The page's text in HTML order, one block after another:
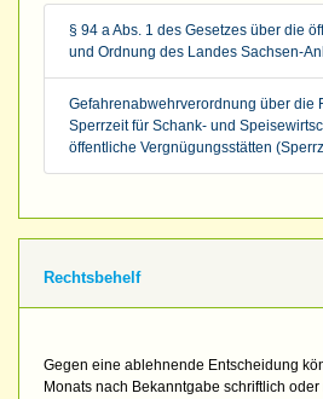
§ 94 a Abs. 1 des Gesetzes über die
und Ordnung des Landes Sachsen-
Gefahrenabwehrverordnung über die
Sperrzeit für Schank- und
öffentliche Vergnügungsstätten
Rechtsbehelf
Gegen eine ablehnende Entscheidung
Monats nach Bekanntgabe schriftlich